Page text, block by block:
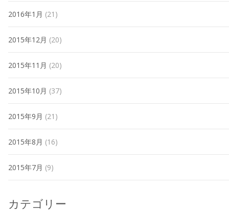
2016年1月 (21)
2015年12月 (20)
2015年11月 (20)
2015年10月 (37)
2015年9月 (21)
2015年8月 (16)
2015年7月 (9)
カテゴリー